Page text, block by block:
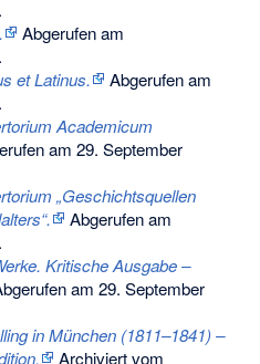
.
Abgerufen am
.
et Latinus.
Abgerufen am
.
Academicum
am 29. September
„Geschichtsquellen
Abgerufen am
.
Kritische Ausgabe –
am 29. September
in München (1811–1841) –
Archiviert vom